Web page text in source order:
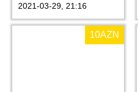
2021-03-29, 21:16
10AZN